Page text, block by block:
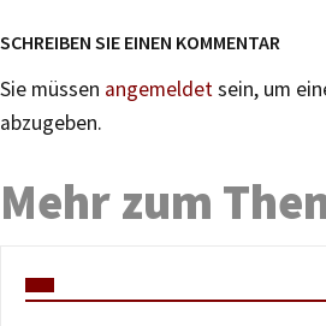
SCHREIBEN SIE EINEN KOMMENTAR
Sie müssen angemeldetsein, um
abzugeben.
Mehr zum